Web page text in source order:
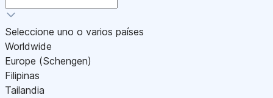
Seleccione uno o varios países
Worldwide
Europe (Schengen)
Filipinas
Tailandia